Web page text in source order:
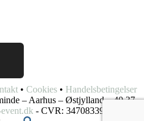
• Cookies • Handelsbetingelser
– Aarhus – Østjylland – 40 37
- CVR: 34708339